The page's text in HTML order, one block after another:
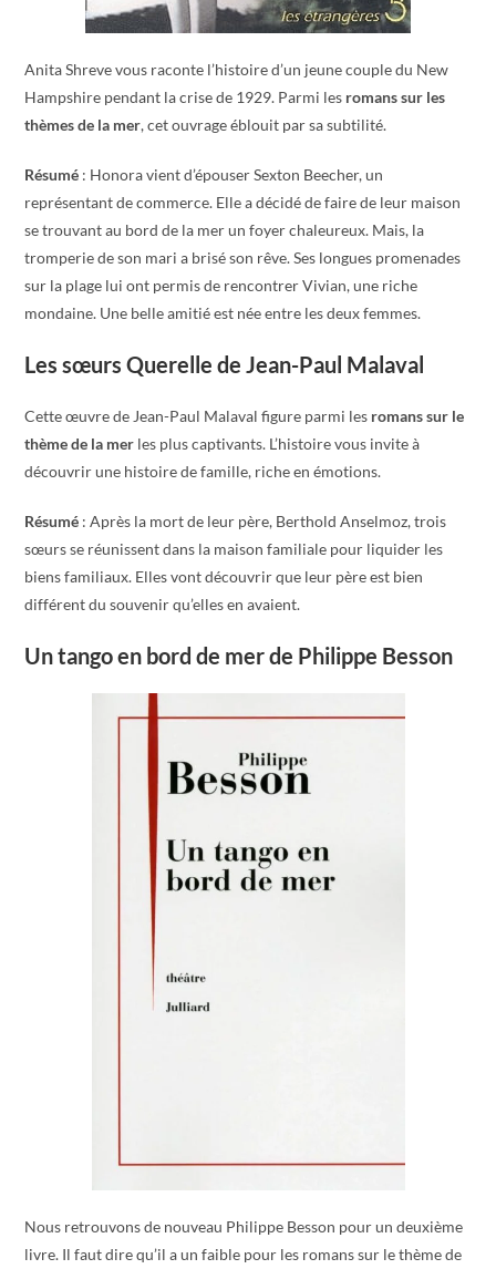
Anita Shreve vous raconte l’histoire d’un jeune couple du New
Hampshire pendant la crise de 1929. Parmi les romans sur les
thèmes de la mer, cet ouvrage éblouit par sa subtilité.
Résumé : Honora vient d’épouser Sexton Beecher, un
représentant de commerce. Elle a décidé de faire de leur maison
se trouvant au bord de la mer un foyer chaleureux. Mais, la
tromperie de son mari a brisé son rêve. Ses longues promenades
sur la plage lui ont permis de rencontrer Vivian, une riche
mondaine. Une belle amitié est née entre les deux femmes.
Les sœurs Querelle de Jean-Paul Malaval
Cette œuvre de Jean-Paul Malaval figure parmi les romans sur le
thème de la mer les plus captivants. L’histoire vous invite à
découvrir une histoire de famille, riche en émotions.
Résumé : Après la mort de leur père, Berthold Anselmoz, trois
sœurs se réunissent dans la maison familiale pour liquider les
biens familiaux. Elles vont découvrir que leur père est bien
différent du souvenir qu’elles en avaient.
Un tango en bord de mer de Philippe Besson
Nous retrouvons de nouveau Philippe Besson pour un deuxième
livre. Il faut dire qu’il a un faible pour les romans sur le thème de